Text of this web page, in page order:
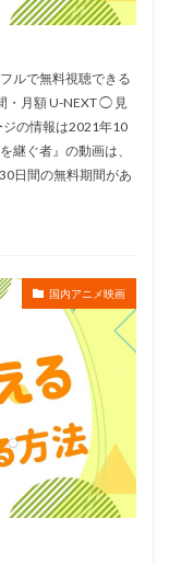
ューストン
フジテレビ
ンタル
ド・ウィンク
バード
美
ョン
ルで無料視聴できる
・月額 U-NEXT ◯ 見
の情報は2021年10
継ぐ者』の動画は、
日間の無料期間があ
国内アニメ映画